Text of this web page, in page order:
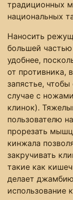
традиционных
национальных
Наносить
большей
удобнее,
от противника,
запястье,
случае с
клинок).
пользователю
прорезать
кинжала
закручивать
такие как
делает
использование